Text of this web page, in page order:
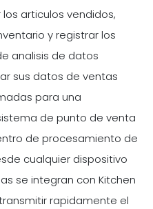
articulos vendidos,
y registrar los
analisis de datos
sus datos de ventas
para una
de punto de venta
de procesamiento de
cualquier dispositivo
se integran con Kitchen
rapidamente el